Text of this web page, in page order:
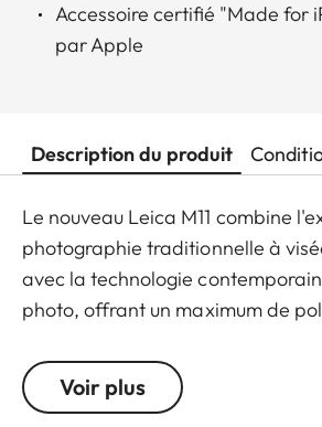
Accessoire certifié "Made for
par Apple
Description du produit
Le nouveau Leica M11 combine
photographie traditionnelle à
avec la technologie
photo, offrant un maximum de
Développez votre liberté de
M11. Référence en matière de
Voir plus